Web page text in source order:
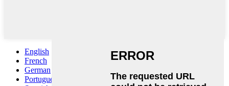
English
French
German
Portuguese